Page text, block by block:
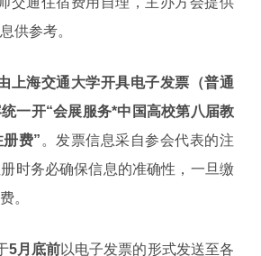
供参考。
上海交通大学开具电子发票（普通
一开“会展服务*中国高校第八届教
费” 。发票信息采自参会代表的注
时务必确保信息的准确性，一旦缴
。
5月底前以电子发票的形式发送至各